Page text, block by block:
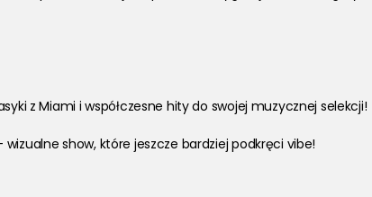
z Miami i współczesne hity do swojej muzycznej selekcji!
show, które jeszcze bardziej podkręci vibe!